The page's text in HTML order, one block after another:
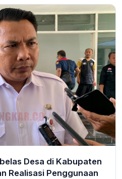
Desa di Kabupaten
Realisasi Penggunaan